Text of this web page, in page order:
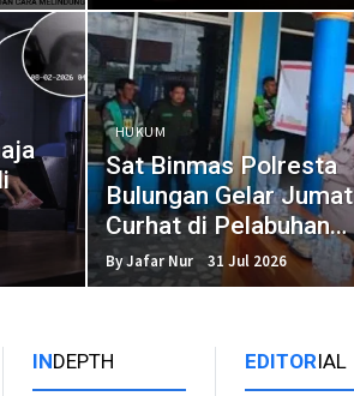
HUKUM
Sat Binmas Polresta
Bulungan Gelar Jumat
Curhat di Pelabuhan
Sabanar Lama
By Jafar Nur 31 Jul 2026
INDEPTH EDITORIAL